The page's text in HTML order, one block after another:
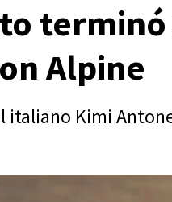
terminó
Alpine
italiano Kimi